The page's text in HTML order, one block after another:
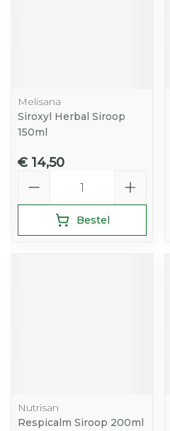
Melisana
Siroxyl Herbal Siroop
150ml
€ 14,50
Bestel
Nutrisan
Respicalm Siroop 200ml